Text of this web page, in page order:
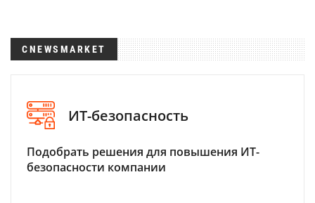
CNEWSMARKET
ИТ-безопасность
Подобрать решения для повышения ИТ-
безопасности компании